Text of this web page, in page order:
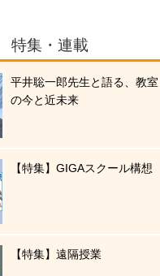
特集・連載
平井聡一郎先生と語る、教室
の今と近未来
【特集】GIGAスクール構想
【特集】遠隔授業